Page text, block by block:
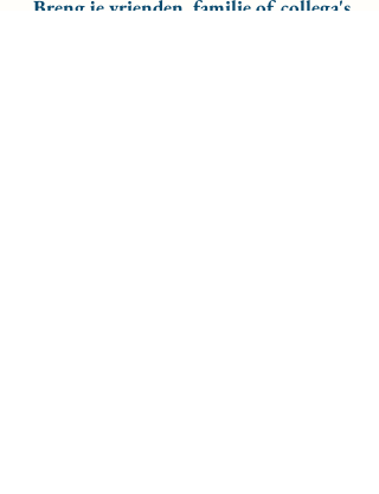
Breng je vrienden, familie of collega's